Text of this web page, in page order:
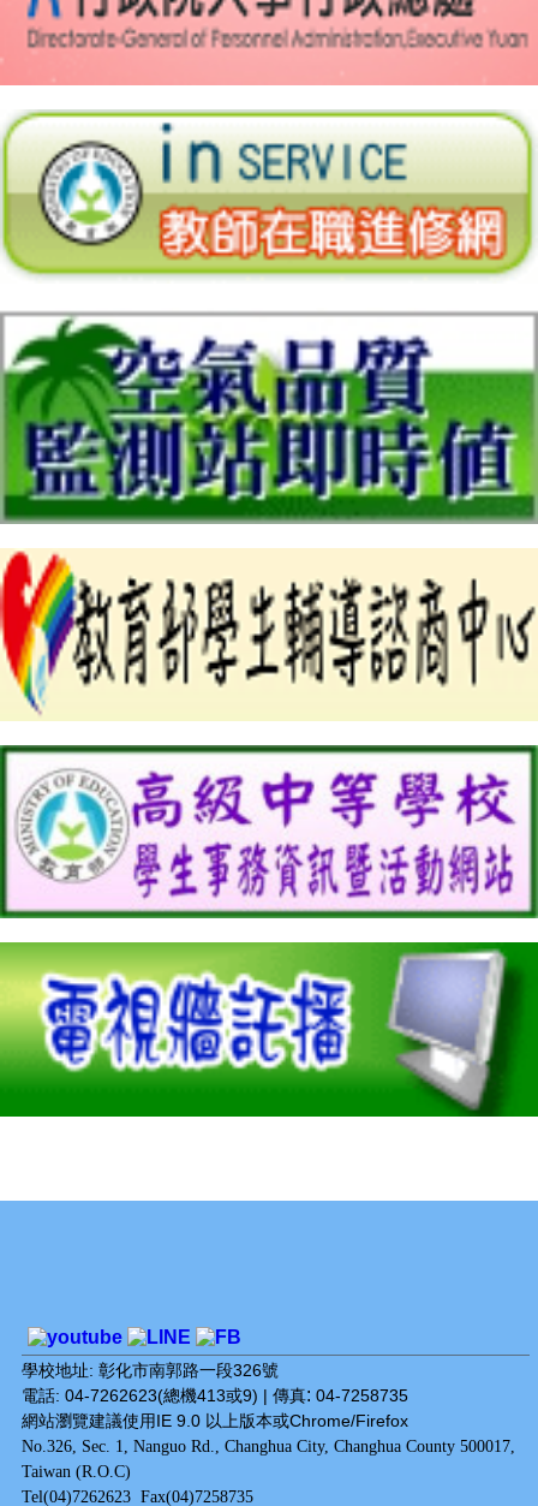
學校地址: 彰化市南郭路一段326號
電話: 04-7262623(總機413或9) | 傳真: 04-7258735
網站瀏覽建議使用IE 9.0 以上版本或Chrome/Firefox
No.326, Sec. 1, Nanguo Rd., Changhua City, Changhua County 500017,
Taiwan (R.O.C)
Tel(04)7262623 Fax(04)7258735